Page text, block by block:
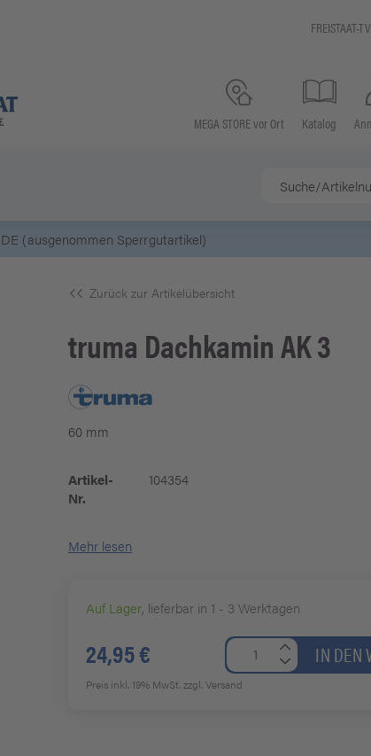
FREISTAAT-TV
MEGA STORE vor Ort Katalog
(ausgenommen Sperrgutartikel)
Zurück zur Artikelübersicht
truma Dachkamin AK 3
60 mm
Artikel-
Nr.
104354
Mehr lesen
Auf Lager, lieferbar in 1 - 3 Werktagen
24,95 € IN DEN
Preis inkl. 19% MwSt.zzgl. Versand